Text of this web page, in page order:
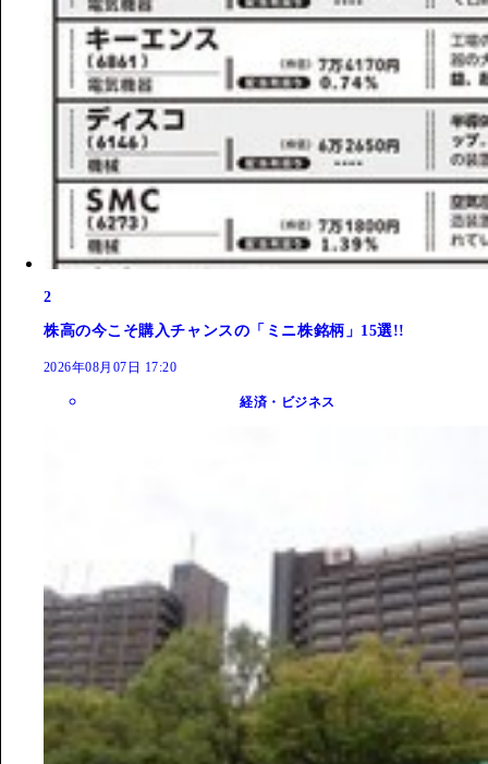
2
株高の今こそ購入チャンスの「ミニ株銘柄」15選!!
2026年08月07日 17:20
経済・ビジネス